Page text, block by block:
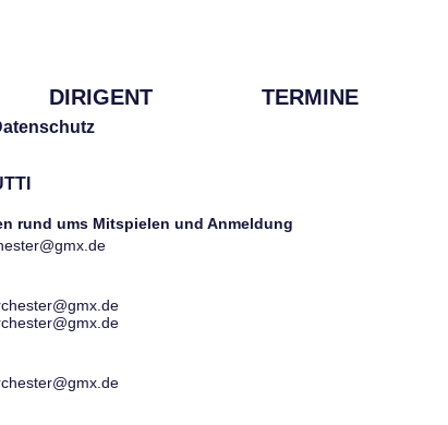
DIRIGENT TERMINE
rund ums Mitspielen und Anmeldung